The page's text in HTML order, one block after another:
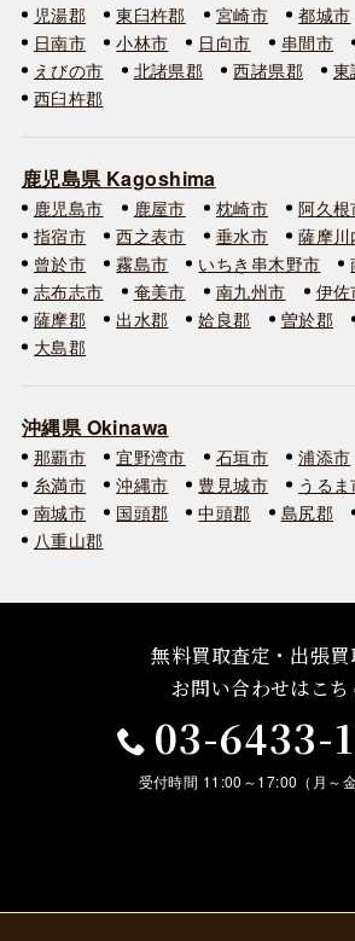
児湯郡 東臼杵郡 宮崎市 都城市
日南市
小林市 日向市 串間市
えびの市
北諸県郡 西諸県郡
東
西臼杵郡
鹿児島県 Kagoshima
鹿児島市 鹿屋市 枕崎市 阿久根
指宿市
西之表市 垂水市 薩摩川
曾於市
霧島市 いちき串木野市
志布志市
奄美市 南九州市 伊佐
薩摩郡
出水郡 姶良郡 曽於郡
大島郡
沖縄県 Okinawa
那覇市 宜野湾市 石垣市 浦添市
糸満市
沖縄市 豊見城市 うるま
南城市
国頭郡 中頭郡 島尻郡
八重山郡
無料買取査定・出張買
お問い合わせはこち
03-6433-
受付時間 11:00～17:00（月～金